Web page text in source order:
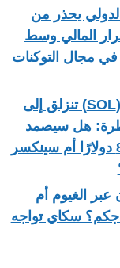
يحذر من
المالي وسط
في مجال التوكنات
شركة سولانا (SOL) تنزلق إلى
هل سيصمد
سعرها عند 80 دولارًا أم سينكسر
الغيوم أم
سكاي تواجه